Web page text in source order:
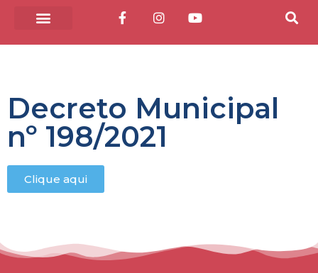
Decreto Municipal
nº 198/2021
Clique aqui